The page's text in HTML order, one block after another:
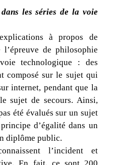
les séries de la voie
à propos de
de philosophie
technologique : des
composé sur le sujet qui
internet, pendant que la
sujet de secours. Ainsi,
été évalués sur un sujet
d’égalité dans un
diplôme public.
l’incident et